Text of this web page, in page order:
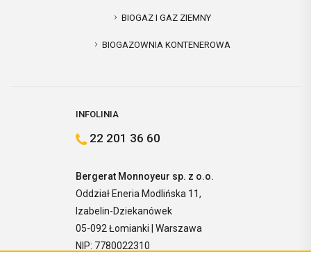
BIOGAZ I GAZ ZIEMNY
BIOGAZOWNIA KONTENEROWA
INFOLINIA
22 201 36 60
Bergerat Monnoyeur sp. z o.o.
Oddział Eneria Modlińska 11,
Izabelin-Dziekanówek
05-092 Łomianki | Warszawa
NIP: 7780022310